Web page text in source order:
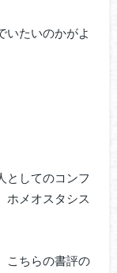
いたいのかがよ
としてのコンフ
ホメオスタシス
こちらの書評の